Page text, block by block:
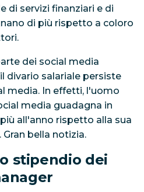
di servizi finanziari e di
di più rispetto a coloro
dei social media
divario salariale persiste
media. In effetti, l'uomo
media guadagna in
all'anno rispetto alla sua
bella notizia.
stipendio dei